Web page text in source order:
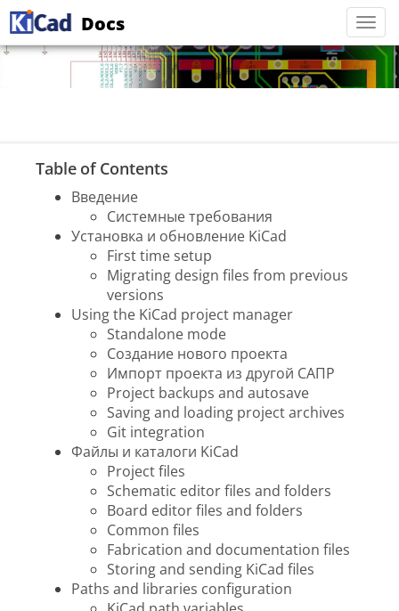
Docs
Table of Contents
Введение
Системные требования
Установка и обновление KiCad
First time setup
Migrating design files from previous
versions
Using the KiCad project manager
Standalone mode
Создание нового проекта
Импорт проекта из другой САПР
Project backups and autosave
Saving and loading project archives
Git integration
Файлы и каталоги KiCad
Project files
Schematic editor files and folders
Board editor files and folders
Common files
Fabrication and documentation files
Storing and sending KiCad files
Paths and libraries configuration